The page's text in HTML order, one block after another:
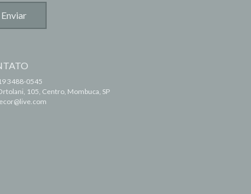
3488-0545
105, Centro, Mombuca, SP